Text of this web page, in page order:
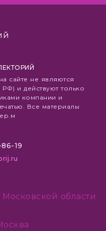
сайте не являются
и действуют только
компании и
Все материалы
19